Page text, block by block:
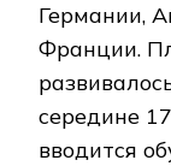
Германии,
Франции.
середине
вводится